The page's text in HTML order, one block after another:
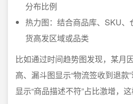
分布比例
热力图：结合商品库、SKU、
货高发区域或品类
比如通过时间趋势图发现，某月
高、漏斗图显示“物流签收到退款
显示“商品描述不符”占比激增，